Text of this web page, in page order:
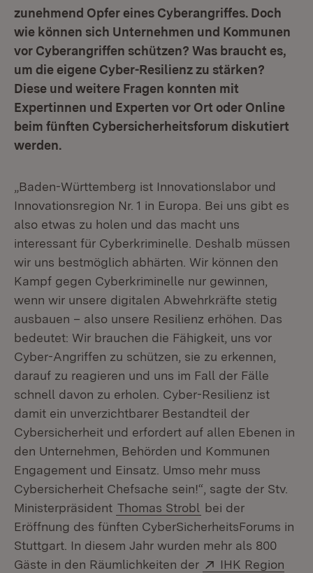
zunehmend Opfer eines Cyberangriffes. Doch
wie können sich Unternehmen und Kommunen
vor Cyberangriffen schützen? Was braucht es,
um die eigene Cyber-Resilienz zu stärken?
Diese und weitere Fragen konnten mit
Expertinnen und Experten vor Ort oder Online
beim fünften Cybersicherheitsforum diskutiert
werden.
„Baden-Württemberg ist Innovationslabor und
Innovationsregion Nr. 1 in Europa. Bei uns gibt es
also etwas zu holen und das macht uns
interessant für Cyberkriminelle. Deshalb müssen
wir uns bestmöglich abhärten. Wir können den
Kampf gegen Cyberkriminelle nur gewinnen,
wenn wir unsere digitalen Abwehrkräfte stetig
ausbauen – also unsere Resilienz erhöhen. Das
bedeutet: Wir brauchen die Fähigkeit, uns vor
Cyber-Angriffen zu schützen, sie zu erkennen,
darauf zu reagieren und uns im Fall der Fälle
schnell davon zu erholen. Cyber-Resilienz ist
damit ein unverzichtbarer Bestandteil der
Cybersicherheit und erfordert auf allen Ebenen in
den Unternehmen, Behörden und Kommunen
Engagement und Einsatz. Umso mehr muss
Cybersicherheit Chefsache sein!“, sagte der Stv.
Ministerpräsident Thomas Strobl bei der
Eröffnung des fünften CyberSicherheitsForums in
Stuttgart. In diesem Jahr wurden mehr als 800
Gäste in den Räumlichkeiten der
Extern:
IHK Region